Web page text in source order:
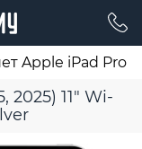
Apple iPad Pro
11" Wi-